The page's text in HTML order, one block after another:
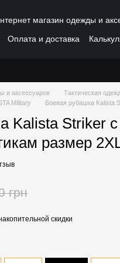
магазин одежды и
Оплата и доставка
и аксессуаров Тактическая
Military
Боевая рубашка Kalista
Kalista Striker
размер
грн
скидки